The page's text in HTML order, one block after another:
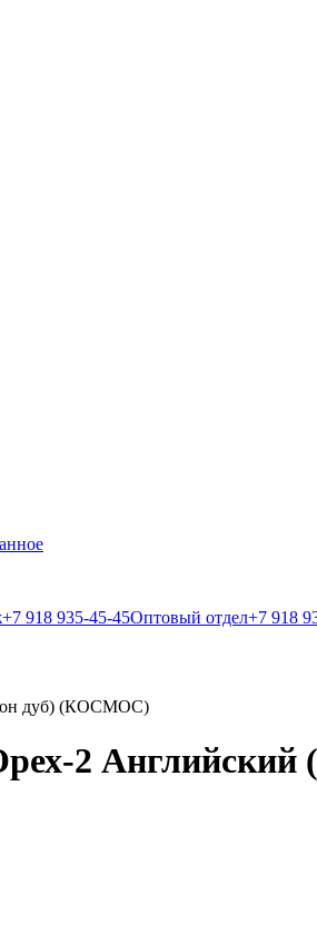
+7 918 935-45-45Оптовый отдел+7 918
дуб) (КОСМОС)
2